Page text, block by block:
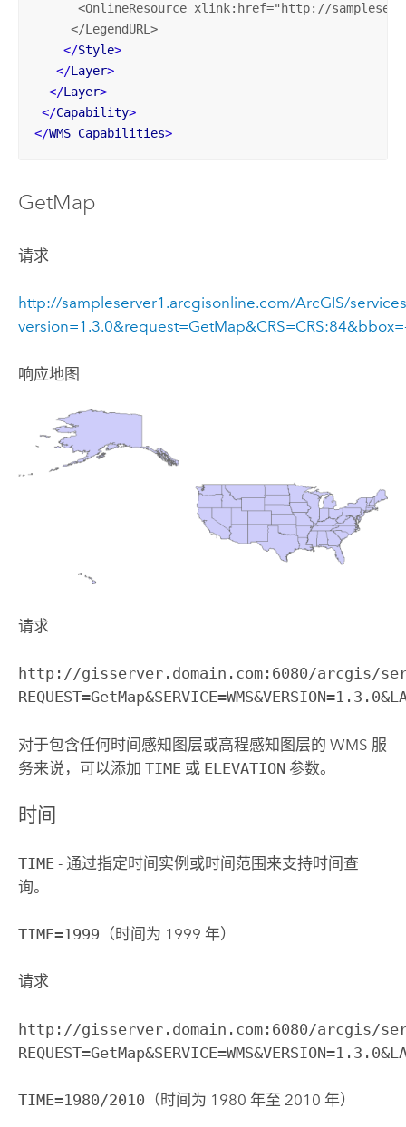
      <
OnlineResource xlink:href=" http://
     </
LegendURL>
</Style>
</Layer>
</Layer>
</Capability>
</WMS_Capabilities>
GetMap
请求
http://sampleserver1.arcgisonline.com/ArcGIS/
响应地图
请求
http://gisserver.domain.com:6080/arcgis/
对于包含任何时间感知图层或高程感知图层的 WMS 服
务来说，可以添加 TIME 或 ELEVATION 参数。
时间
TIME - 通过指定时间实例或时间范围来支持时间查
询。
TIME=1999 （时间为 1999 年）
请求
http://gisserver.domain.com:6080/arcgis/
TIME=1980/2010 （时间为 1980 年至 2010 年）